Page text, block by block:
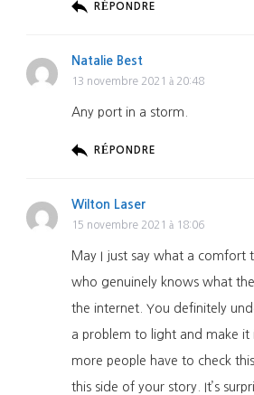
RÉPONDRE
Natalie Best
13 novembre 2021 à 20:48
Any port in a storm.
RÉPONDRE
Wilton Laser
15 novembre 2021 à 18:06
May I just say what a comfort
who genuinely knows what
the internet. You definitely
a problem to light and make
more people have to check
this side of your story. It’s